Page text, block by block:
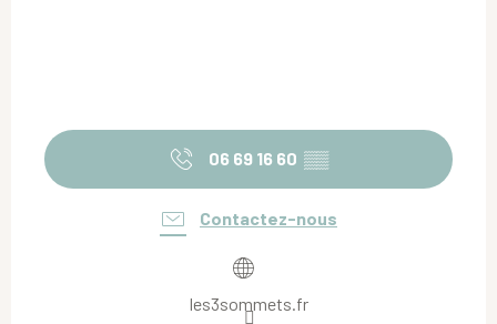
06 69 16 60 ▒▒
Contactez-nous
les3sommets.fr